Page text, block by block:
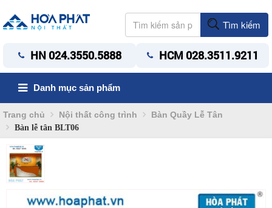
Tìm kiếm
HN 024.3550.5888 HCM 028.3511.9211
Danh mục sản phẩm
Trang chủ Nội thất công trình Bàn Quầy Lễ Tân
Bàn lễ tân BLT06